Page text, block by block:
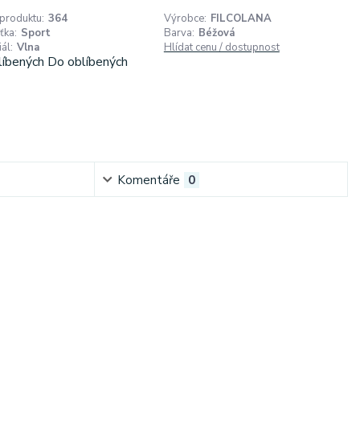
364 Výrobce: FILCOLANA
Sport Barva: Béžová
Vlna Hlídat cenu / dostupnost
Do oblíbených
Komentáře 0